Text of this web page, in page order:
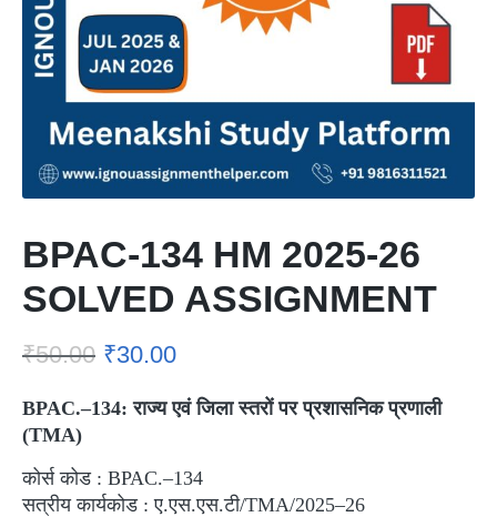
BPAC-134 HM 2025-26
SOLVED ASSIGNMENT
₹50.00 ₹30.00
BPAC.–134:राज्य एवं जिला स्तरों पर प्रशासनिक प्रणाली
(TMA)
कोर्स कोड : BPAC.–134
सत्रीय कार्यकोड : ए.एस.एस.टी/TMA/2025–26